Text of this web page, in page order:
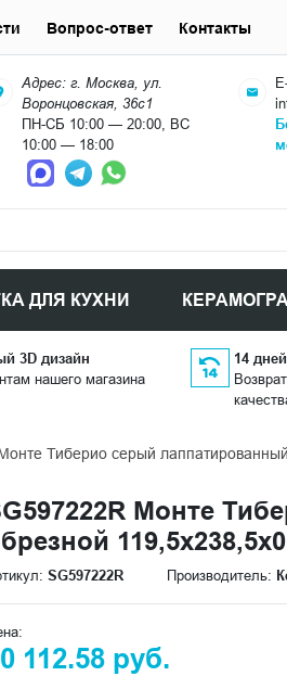
Адрес: г. Москва, ул.
Воронцовская, 36с1
ПН-СБ 10:00 — 20:00, ВС
10:00 — 18:00
ДЛЯ КУХНИ
Вопрос-ответ Контакты
3D дизайн
нашего магазина
14
Тиберио серый
Монте
SG597222R Производитель:
112.58 руб.